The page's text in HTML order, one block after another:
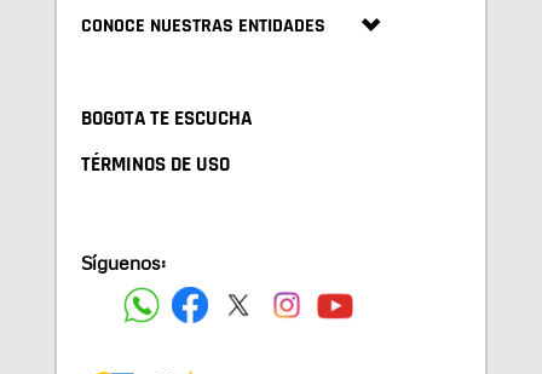
CONOCE NUESTRAS ENTIDADES
BOGOTA TE ESCUCHA
TÉRMINOS DE USO
Síguenos: